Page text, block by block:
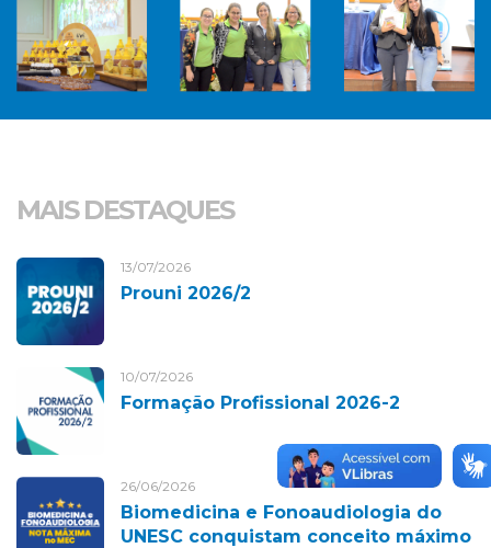
MAIS DESTAQUES
13/07/2026
Prouni 2026/2
10/07/2026
Formação Profissional 2026-2
26/06/2026
Biomedicina e Fonoaudiologia do
UNESC conquistam conceito máximo